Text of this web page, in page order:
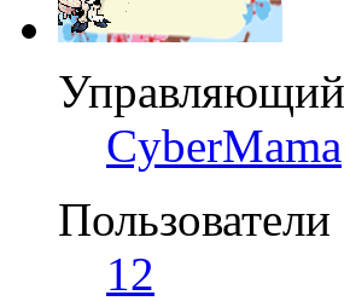
CyberMama
Пользователи
12